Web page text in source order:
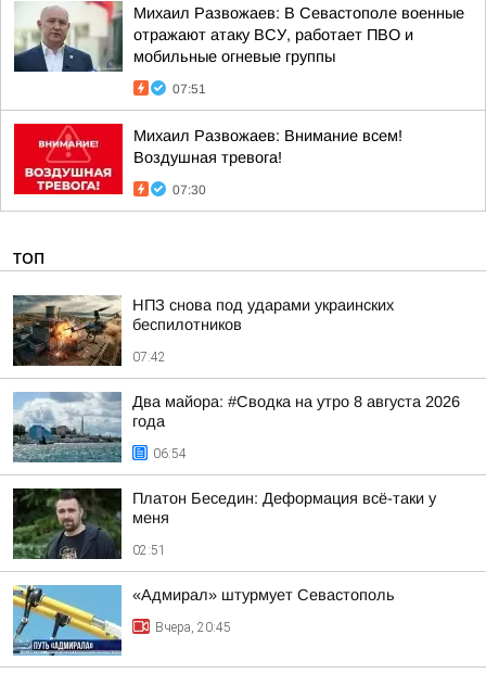
Михаил Развожаев: В Севастополе военные
отражают атаку ВСУ, работает ПВО и
мобильные огневые группы
07:51
Михаил Развожаев: Внимание всем!
Воздушная тревога!
07:30
ТОП
НПЗ снова под ударами украинских
беспилотников
07:42
Два майора: #Сводка на утро 8 августа 2026
года
06:54
Платон Беседин: Деформация всё-таки у
меня
02:51
«Адмирал» штурмует Севастополь
Вчера, 20:45